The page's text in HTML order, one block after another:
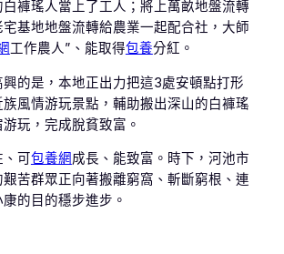
褲瑤人當上了工人；將上萬畝地盤流轉
基地地盤流轉給農業一起配合社，大師
工作農人”、能取得包養分紅。
的是，本地正出力把這3處安頓點打形
風情游玩景點，輔助搬出深山的白褲瑤
玩，完成脫貧致富。
可包養網成長、能致富。時下，河池市
苦群眾正向著搬離窮窩、斬斷窮根、連
的目的穩步進步。